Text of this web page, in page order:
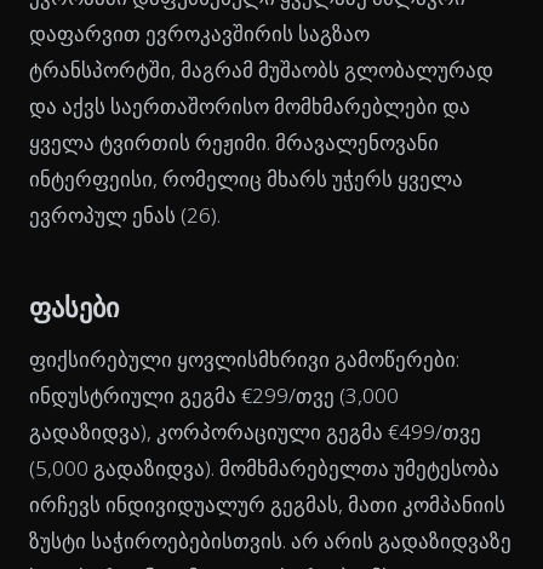
დაფარვით ევროკავშირის საგზაო
ტრანსპორტში, მაგრამ მუშაობს გლობალურად
და აქვს საერთაშორისო მომხმარებლები და
ყველა ტვირთის რეჟიმი. მრავალენოვანი
ინტერფეისი, რომელიც მხარს უჭერს ყველა
ევროპულ ენას (26).
ფასები
ფიქსირებული ყოვლისმხრივი გამოწერები:
ინდუსტრიული გეგმა €299/თვე (3,000
გადაზიდვა), კორპორაციული გეგმა €499/თვე
(5,000 გადაზიდვა). მომხმარებელთა უმეტესობა
ირჩევს ინდივიდუალურ გეგმას, მათი კომპანიის
ზუსტი საჭიროებებისთვის. არ არის გადაზიდვაზე